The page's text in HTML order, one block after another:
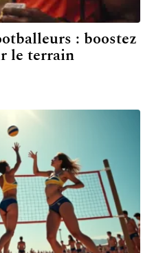
: boostez
le terrain